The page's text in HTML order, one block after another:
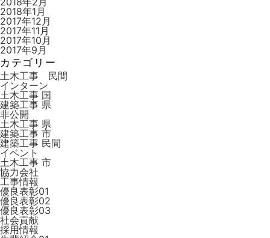
2018年1月
2017年12月
2017年11月
2017年10月
2017年9月
カテゴリー
土木工事 民間
インターン
土木工事 国
建築工事 県
非公開
土木工事 県
建築工事 市
建築工事 ⺠間
イベント
土木工事 市
協力会社
工事情報
優良表彰01
優良表彰02
優良表彰03
社会貢献
採用情報